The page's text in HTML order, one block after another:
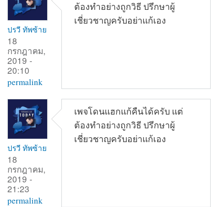
ปรวี ทัพซ้าย
18
กรกฎาคม,
2019 -
20:10
permalink
ต้องทำอย่างถูกวิธี ปรึกษาผู้
เชี่ยวชาญครับอย่าแก้เอง
ปรวี ทัพซ้าย
18
กรกฎาคม,
2019 -
21:23
permalink
เพจโดนแฮกแก้คืนได้ครับ แต่
ต้องทำอย่างถูกวิธี ปรึกษาผู้
เชี่ยวชาญครับอย่าแก้เอง